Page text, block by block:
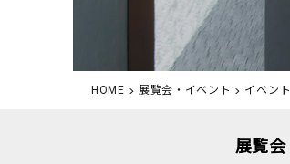
HOME 展覧会・イベント イベント
展覧会